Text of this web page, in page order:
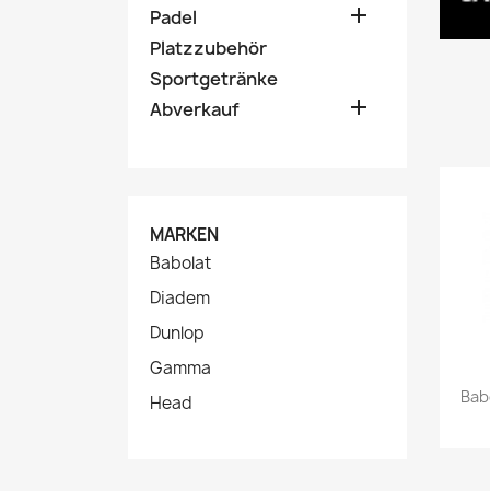
Padel 
Platzzubehör
Sportgetränke
Abverkauf

MARKEN
Babolat
Diadem
Dunlop
Gamma
Head